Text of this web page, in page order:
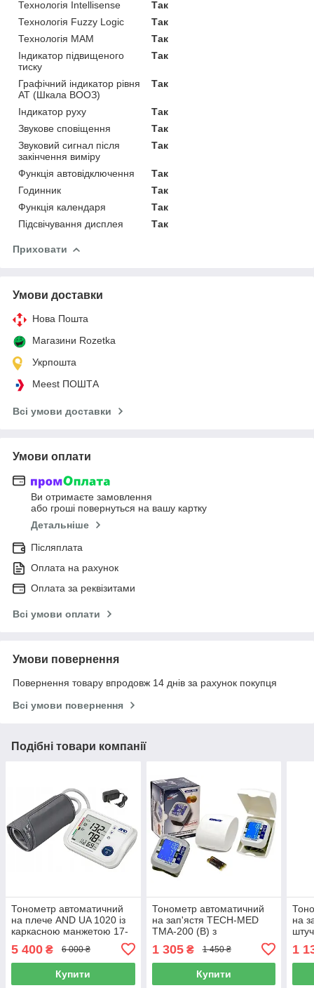
Технологія Intellisense
Так
Технологія Fuzzy Logic
Так
Технологія MAM
Так
Індикатор підвищеного
тиску
Так
Графічний індикатор рівня
АТ (Шкала ВООЗ)
Так
Індикатор руху
Так
Звукове сповіщення
Так
Звуковий сигнал після
закінчення виміру
Так
Функція автовідключення
Так
Годинник
Так
Функція календаря
Так
Підсвічування дисплея
Так
Приховати
Умови доставки
Нова Пошта
Магазини Rozetka
Укрпошта
Meest ПОШТА
Всі умови доставки
Умови оплати
Ви отримаєте замовлення
або гроші повернуться на вашу картку
Детальніше
Післяплата
Оплата на рахунок
Оплата за реквізитами
Всі умови оплати
Умови повернення
Повернення товару впродовж 14 днів за рахунок покупця
Всі умови повернення
Подібні товари компанії
Тонометр автоматичний
на плече AND UA 1020 із
каркасною манжетою 17-
32 см, індикатор аритмії,
Японія
5 400 ₴ 6 000 ₴
Купити
Тонометр автоматичний
на зап'ястя TECH-MED
TMA-200 (B) з
великий синій ЖК дисплей
Польща
1 305₴ 1 450 ₴
Купити
на
1